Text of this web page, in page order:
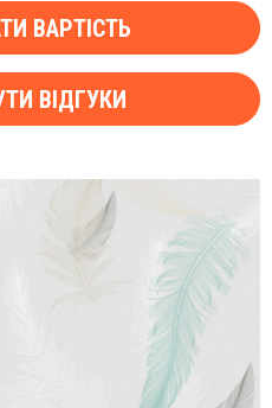
ВАРТІСТЬ
ВІДГУКИ